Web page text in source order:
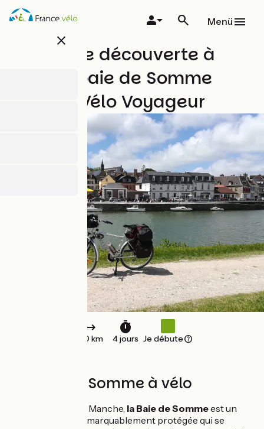
Direkt
zum
close
Menü
4 jours de découverte à
vélo en baie de Somme
avec Le Vélo Voyageur
150 km 4 jours Je débute
La baie de Somme à vélo
Sur les côtes de la Manche, la Baie de Sommeest un
écrin de nature remarquablement protégée qui se